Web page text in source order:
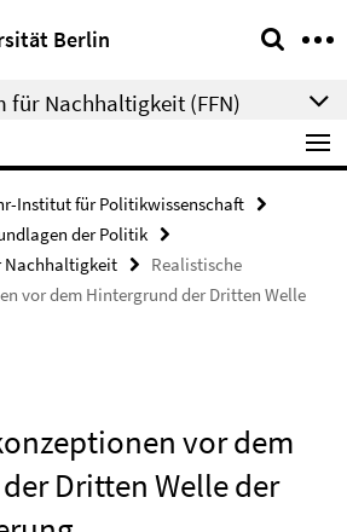
Berlin
für Nachhaltigkeit (FFN)
Institut für Politikwissenschaft
der Politik
Nachhaltigkeit
Realistische
vor dem Hintergrund der Dritten Welle
vor dem
Dritten Welle der